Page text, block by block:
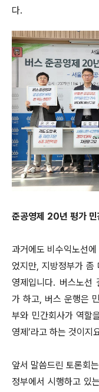
다.
준공영제 20년 평가
과거에도 비수익노선
었지만, 지방정부가 좀
영제입니다. 버스노선
가 하고, 버스 운행은
부와 민간회사가 역할
영제’라고 하는 것이지
앞서 말씀드린 토론회
정부에서 시행하고 있